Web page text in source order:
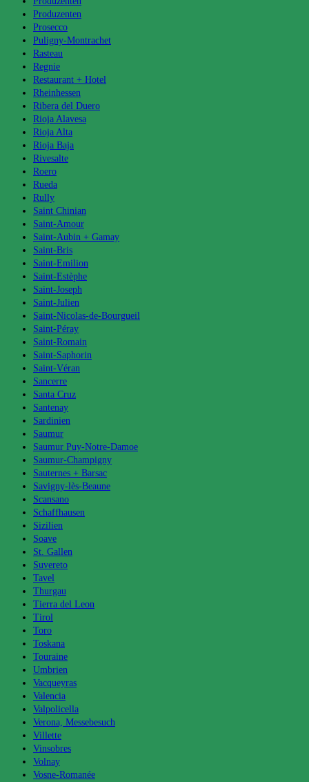
Produzenten
Prosecco
Puligny-Montrachet
Rasteau
Regnie
Restaurant + Hotel
Rheinhessen
Ribera del Duero
Rioja Alavesa
Rioja Alta
Rioja Baja
Rivesalte
Roero
Rueda
Rully
Saint Chinian
Saint-Amour
Saint-Aubin + Gamay
Saint-Bris
Saint-Emilion
Saint-Estèphe
Saint-Joseph
Saint-Julien
Saint-Nicolas-de-Bourgueil
Saint-Péray
Saint-Romain
Saint-Saphorin
Saint-Véran
Sancerre
Santa Cruz
Santenay
Sardinien
Saumur
Saumur Puy-Notre-Damoe
Saumur-Champigny
Sauternes + Barsac
Savigny-lès-Beaune
Scansano
Schaffhausen
Sizilien
Soave
St. Gallen
Suvereto
Tavel
Thurgau
Tierra del Leon
Tirol
Toro
Toskana
Touraine
Umbrien
Vacqueyras
Valencia
Valpolicella
Verona, Messebesuch
Villette
Vinsobres
Volnay
Vosne-Romanée